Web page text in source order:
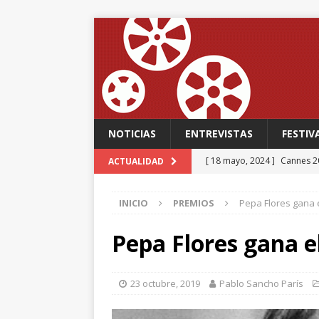
NOTICIAS ENTREVISTAS
ACTUALIDAD [ 18 mayo, 2024 ] Cannes
[ 18 mayo, 2024 ] Cannes
Cannes
‘The Second Act’, una
FESTIVALES
INICIO PREMIOS Pepa Flores gana
Pepa Flores gana
23 octubre, 2019 Pablo Sancho París